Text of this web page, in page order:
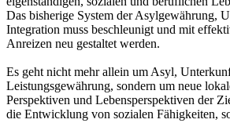
Das bisherige System der Asylgewährung,
Integration muss beschleunigt und mit
Anreizen neu gestaltet werden.
Es geht nicht mehr allein um Asyl,
Leistungsgewährung, sondern um neue
Perspektiven und Lebensperspektiven der
die Entwicklung von sozialen Fähigkeiten,